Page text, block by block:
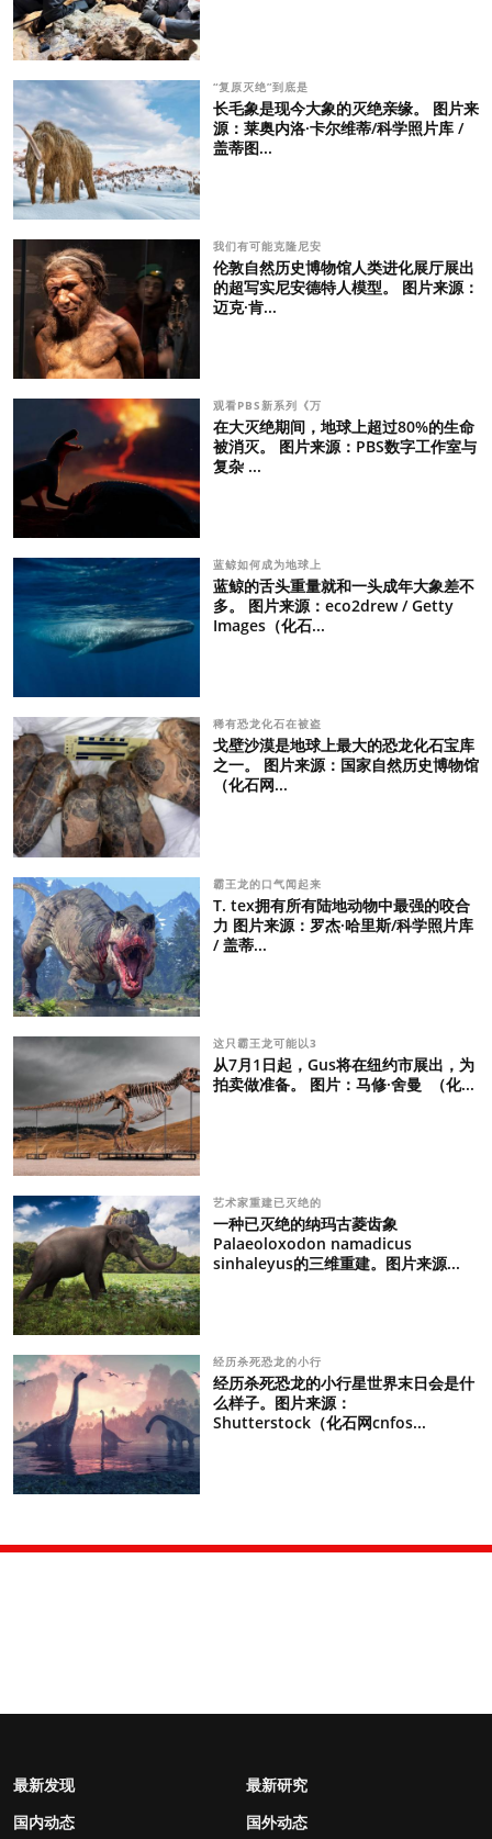
“复原灭绝”到底是
长毛象是现今大象的灭绝亲缘。 图片来
源：莱奥内洛·卡尔维蒂/科学照片库 /
盖蒂图...
我们有可能克隆尼安
伦敦自然历史博物馆人类进化展厅展出
的超写实尼安德特人模型。 图片来源：
迈克·肯...
观看PBS新系列《万
在大灭绝期间，地球上超过80%的生命
被消灭。 图片来源：PBS数字工作室与
复杂 ...
蓝鲸如何成为地球上
蓝鲸的舌头重量就和一头成年大象差不
多。 图片来源：eco2drew / Getty
Images（化石...
稀有恐龙化石在被盗
戈壁沙漠是地球上最大的恐龙化石宝库
之一。 图片来源：国家自然历史博物馆
（化石网...
霸王龙的口气闻起来
T. tex拥有所有陆地动物中最强的咬合
力 图片来源：罗杰·哈里斯/科学照片库
/ 盖蒂...
这只霸王龙可能以3
从7月1日起，Gus将在纽约市展出，为
拍卖做准备。 图片：马修·舍曼 （化...
艺术家重建已灭绝的
一种已灭绝的纳玛古菱齿象
Palaeoloxodon namadicus
sinhaleyus的三维重建。图片来源...
经历杀死恐龙的小行
经历杀死恐龙的小行星世界末日会是什
么样子。图片来源：
Shutterstock（化石网cnfos...
最新发现
最新研究
国内动态
国外动态